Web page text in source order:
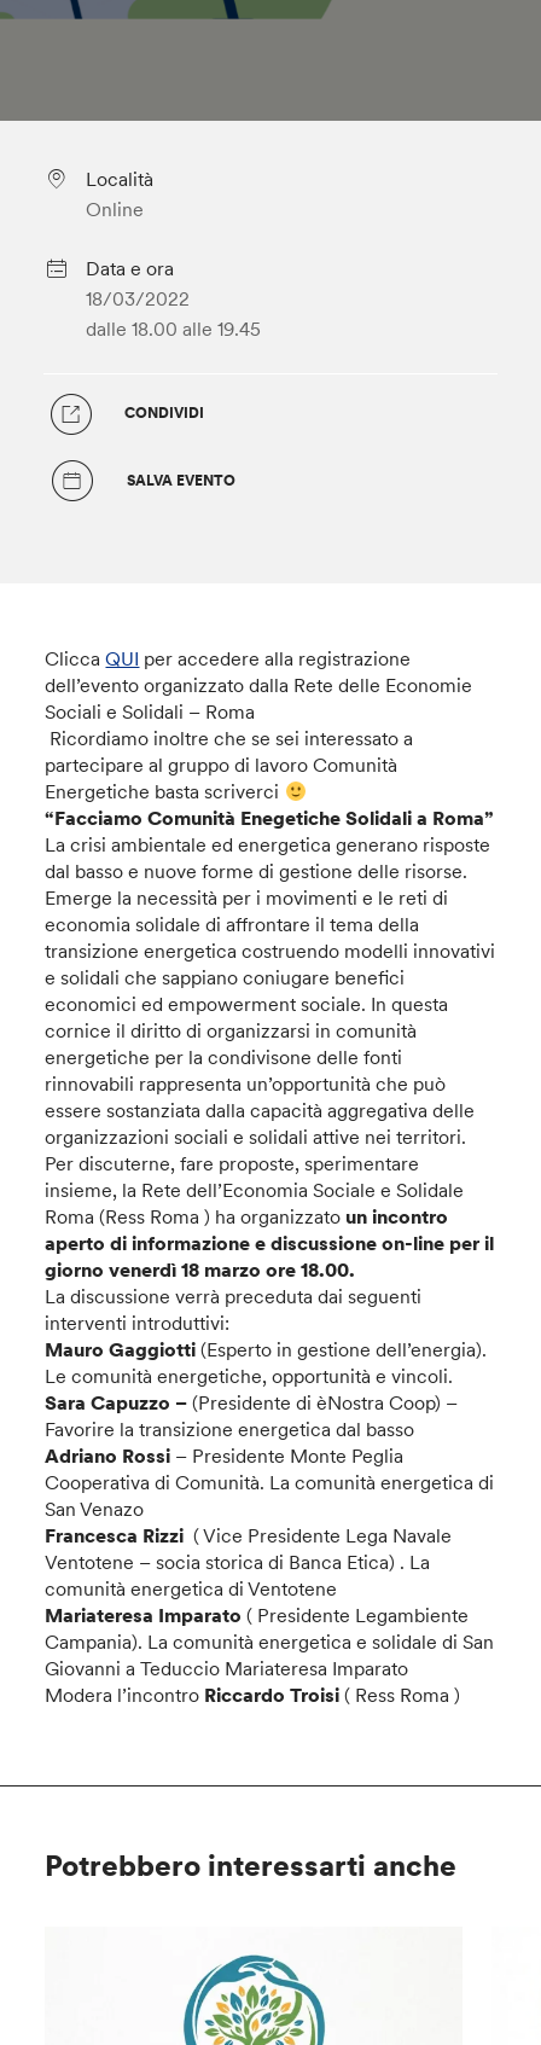
Località
Online
Data e ora
18/03/2022
dalle 18.00 alle 19.45
CONDIVIDI
SALVA EVENTO
CliccaQUI per accedere alla registrazione
dell’evento organizzato dalla Rete delle Economie
Sociali e Solidali – Roma
Ricordiamo inoltre che se sei interessato a
partecipare al gruppo di lavoro Comunità
Energetiche basta scriverci
“Facciamo Comunità Enegetiche Solidali a Roma”
La crisi ambientale ed energetica generano risposte
dal basso e nuove forme di gestione delle risorse.
Emerge la necessità per i movimenti e le reti di
economia solidale di affrontare il tema della
transizione energetica costruendo modelli innovativi
e solidali che sappiano coniugare benefici
economici ed empowerment sociale. In questa
cornice il diritto di organizzarsi in comunità
energetiche per la condivisone delle fonti
rinnovabili rappresenta un’opportunità che può
essere sostanziata dalla capacità aggregativa delle
organizzazioni sociali e solidali attive nei territori.
Per discuterne, fare proposte, sperimentare
insieme, la Rete dell’Economia Sociale e Solidale
Roma (Ress Roma ) ha organizzato un incontro
aperto di informazione e discussione on-line per il
giorno venerdì 18 marzo ore 18.00.
La discussione verrà preceduta dai seguenti
interventi introduttivi:
Mauro Gaggiotti (Esperto in gestione dell’energia).
Le comunità energetiche, opportunità e vincoli.
Sara Capuzzo – (Presidente di èNostra Coop) –
Favorire la transizione energetica dal basso
Adriano Rossi – Presidente Monte Peglia
Cooperativa di Comunità. La comunità energetica di
San Venazo
Francesca Rizzi ( Vice Presidente Lega Navale
Ventotene – socia storica di Banca Etica) . La
comunità energetica di Ventotene
Mariateresa Imparato ( Presidente Legambiente
Campania). La comunità energetica e solidale di San
Giovanni a Teduccio Mariateresa Imparato
Modera l’incontro Riccardo Troisi ( Ress Roma )
Potrebbero interessarti anche